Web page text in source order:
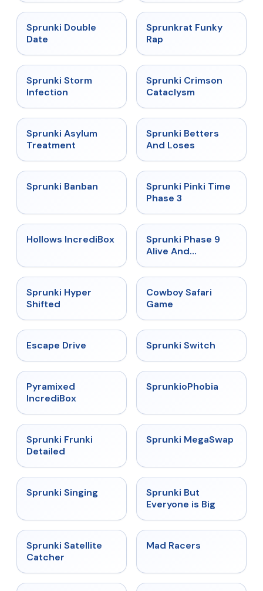
★
Sprunki Double
Date
★ 4.7
Sprunkrat Funky
Rap
★
Sprunki Storm
Infection
★ 4.7
Sprunki Crimson
Cataclysm
★
Sprunki Asylum
Treatment
★
Sprunki Betters
And Loses
★
Sprunki Banban ★ 4.9
Sprunki Pinki Time
Phase 3
★ 4.3
Hollows IncrediBox ★
Sprunki Phase 9
Alive And
★
Sprunki Hyper
Shifted
Cowboy Safari
Game
Escape Drive ★
Sprunki Switch
Pyramixed
IncrediBox
★
SprunkioPhobia
★
Sprunki Frunki
Detailed
★ 4.5
Sprunki MegaSwap
★
Sprunki Singing
Sprunki But
Everyone is Big
★ 4.4
Sprunki Satellite
Catcher
Mad Racers